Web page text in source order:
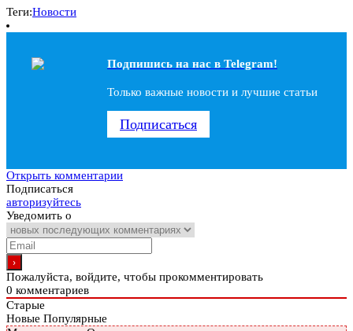
Теги:Новости
Подпишись на наc в Telegram!
Только важные новости и лучшие статьи
Подписаться
Открыть комментарии
Подписаться
авторизуйтесь
Уведомить о
Пожалуйста, войдите, чтобы прокомментировать
0 комментариев
Старые
Новые Популярные